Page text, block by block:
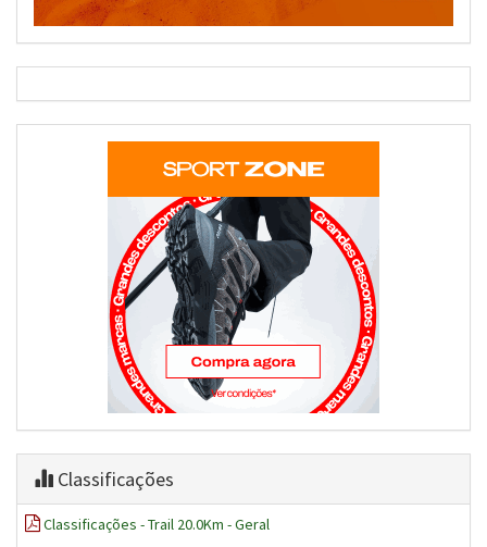
Classificações
Classificações - Trail 20.0Km - Geral